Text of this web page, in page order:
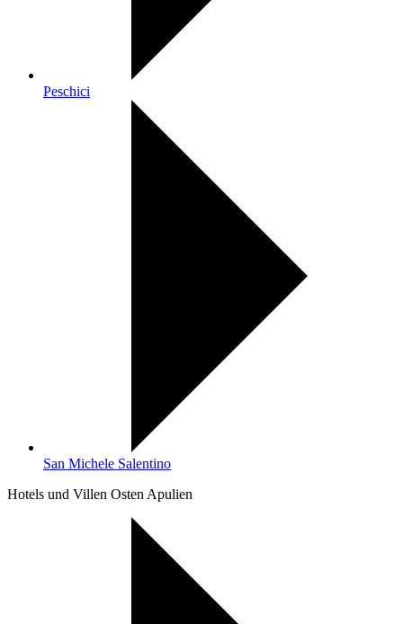
Peschici
San Michele Salentino
Hotels und Villen Osten Apulien